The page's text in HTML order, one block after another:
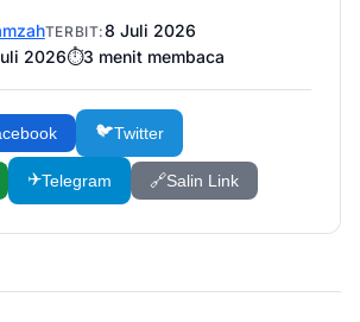
TERBIT:8 Juli 2026
2026⏱️3 menit membaca
🐦Twitter
✈️Telegram 🔗Salin Link